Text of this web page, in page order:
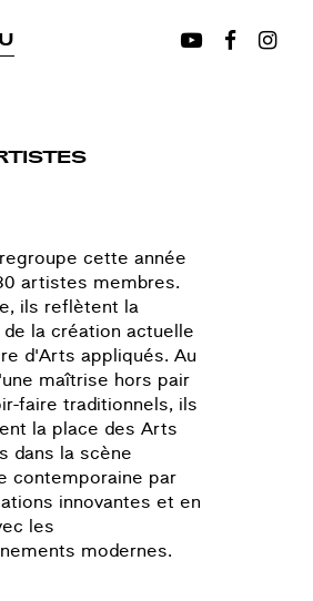
cette année
artistes membres.
ils reflètent la
la création actuelle
d'Arts appliqués. Au
maîtrise hors pair
faire traditionnels, ils
la place des Arts
dans la scène
contemporaine par
innovantes et en
les
modernes.